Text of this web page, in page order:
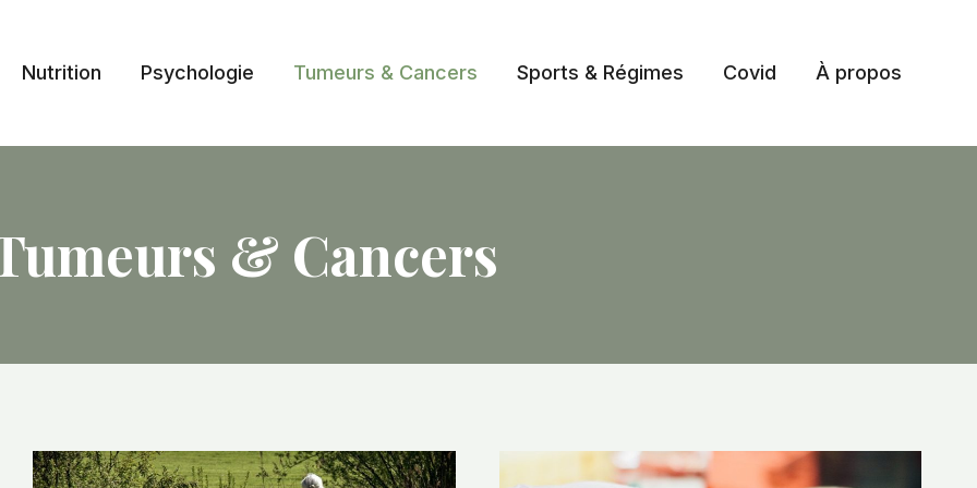
Nutrition Psychologie Tumeurs & Cancers Sports & Régimes Covid À propos
& Cancers